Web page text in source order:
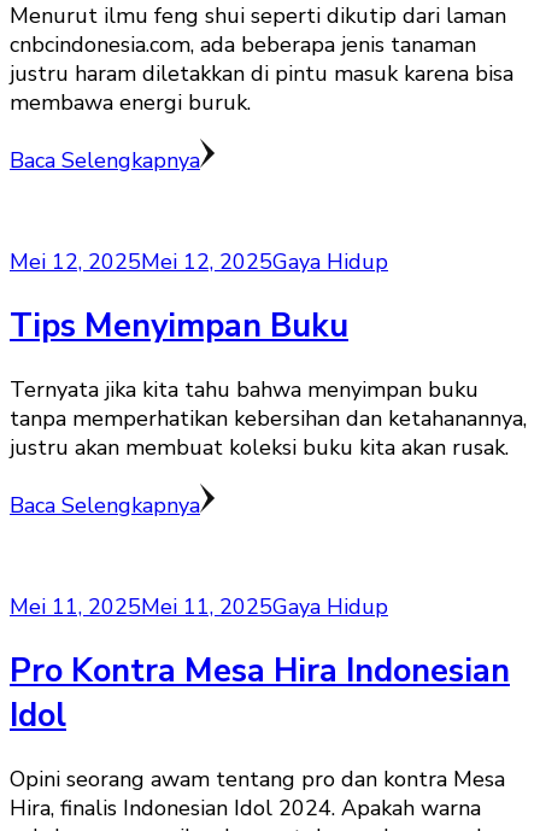
Menurut ilmu feng shui seperti dikutip dari laman
cnbcindonesia.com, ada beberapa jenis tanaman
justru haram diletakkan di pintu masuk karena bisa
membawa energi buruk.
Baca Selengkapnya
Mei 12, 2025Mei 12, 2025Gaya Hidup
Tips Menyimpan Buku
Ternyata jika kita tahu bahwa menyimpan buku
tanpa memperhatikan kebersihan dan ketahanannya,
justru akan membuat koleksi buku kita akan rusak.
Baca Selengkapnya
Mei 11, 2025Mei 11, 2025Gaya Hidup
Pro Kontra Mesa Hira Indonesian
Idol
Opini seorang awam tentang pro dan kontra Mesa
Hira, finalis Indonesian Idol 2024. Apakah warna